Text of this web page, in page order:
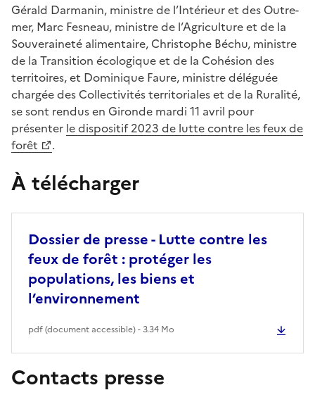
Gérald Darmanin, ministre de l’Intérieur et des Outre-
mer, Marc Fesneau, ministre de l’Agriculture et de la
Souveraineté alimentaire, Christophe Béchu, ministre
de la Transition écologique et de la Cohésion des
territoires, et Dominique Faure, ministre déléguée
chargée des Collectivités territoriales et de la Ruralité,
se sont rendus en Gironde mardi 11 avril pour
présenter le dispositif 2023 de lutte contre les feux de
forêt
.
À télécharger
Dossier de presse - Lutte contre les
feux de forêt : protéger les
populations, les biens et
l’environnement
pdf (document accessible) - 3.34 Mo
Contacts presse